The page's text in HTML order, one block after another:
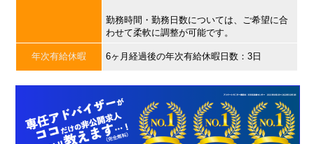
勤務時間・勤務日数については、ご希望に合
わせて柔軟に調整が可能です。
年次有給休暇 6ヶ月経過後の年次有給休暇日数：3日